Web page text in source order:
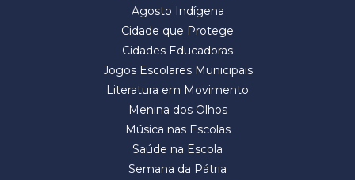
Agosto Indígena
Cidade que Protege
Cidades Educadoras
Jogos Escolares Municipais
Literatura em Movimento
Menina dos Olhos
Música nas Escolas
Saúde na Escola
Semana da Pátria